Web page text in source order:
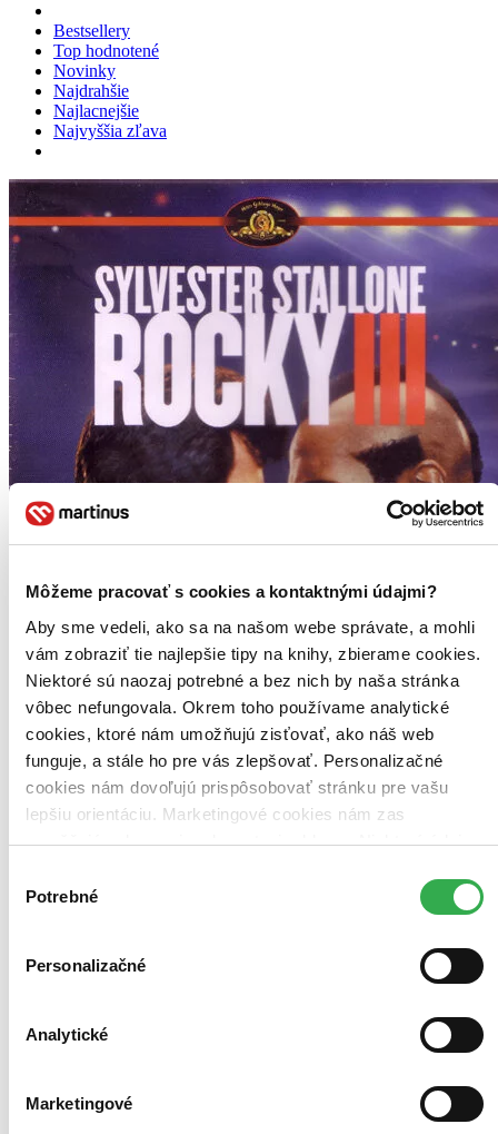
Môžeme pracovať s cookies a kontaktnými údajmi?
Aby sme vedeli, ako sa na našom webe správate, a mohli
vám zobraziť tie najlepšie tipy na knihy, zbierame cookies.
Niektoré sú naozaj potrebné a bez nich by naša stránka
vôbec nefungovala. Okrem toho používame analytické
cookies, ktoré nám umožňujú zisťovať, ako náš web
funguje, a stále ho pre vás zlepšovať. Personalizačné
cookies nám dovoľujú prispôsobovať stránku pre vašu
lepšiu orientáciu. Marketingové cookies nám zas
umožňujú zobrazenie relevantnej reklamy. Niektoré údaje
keby sme mohli používať všetky tieto cookies. Ďakujeme!
súhlasu
Potrebné
Personalizačné
Analytické
Marketingové
Bestsellery
Top hodnotené
Novinky
Najdrahšie
Najlacnejšie
Najvyššia zľava
Carl Weathers
Rocky Balboa (Stallone) si získava srdcia miliónov ľudí a vyzerá to